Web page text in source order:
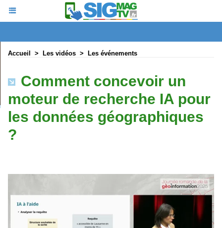
Accueil > Les vidéos > Les événements
Comment concevoir un
moteur de recherche IA pour
les données géographiques
?